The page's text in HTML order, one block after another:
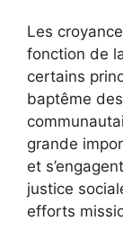
Les
fonction de
certains
baptême
grande
et
justice
efforts